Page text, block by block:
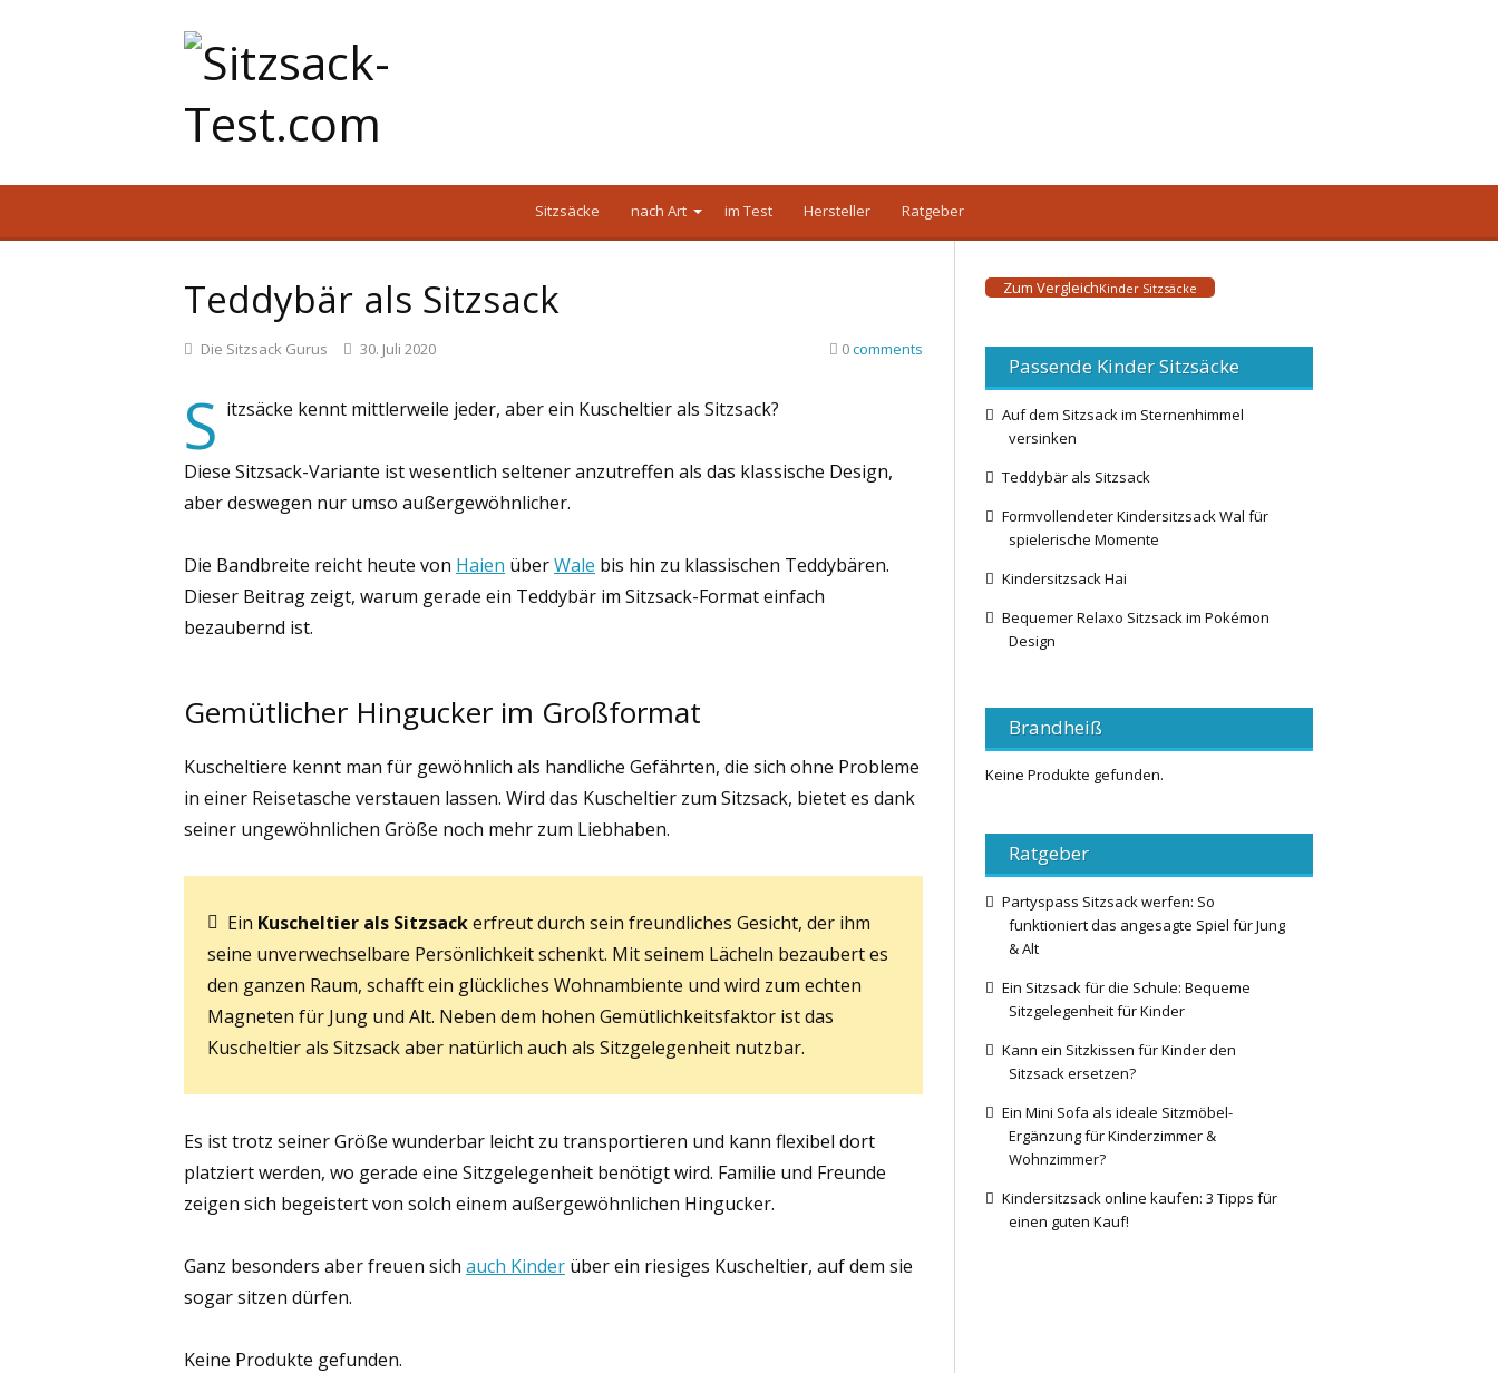
Sitzsäcke nach Art im Test Hersteller Ratgeber
Teddybär als Sitzsack
Die Sitzsack Gurus 30. Juli 2020 0comments
S itzsäcke kennt mittlerweile jeder, aber ein Kuscheltier als Sitzsack?
Diese Sitzsack-Variante ist wesentlich seltener anzutreffen als das klassische Design,
aber deswegen nur umso außergewöhnlicher.
Die Bandbreite reicht heute von Haien überWale bis hin zu klassischen Teddybären.
Dieser Beitrag zeigt, warum gerade ein Teddybär im Sitzsack-Format einfach
bezaubernd ist.
Gemütlicher Hingucker im Großformat
Kuscheltiere kennt man für gewöhnlich als handliche Gefährten, die sich ohne Probleme
in einer Reisetasche verstauen lassen. Wird das Kuscheltier zum Sitzsack, bietet es dank
seiner ungewöhnlichen Größe noch mehr zum Liebhaben.
Ein Kuscheltier als Sitzsackerfreut durch sein freundliches Gesicht, der ihm
seine unverwechselbare Persönlichkeit schenkt. Mit seinem Lächeln bezaubert es
den ganzen Raum, schafft ein glückliches Wohnambiente und wird zum echten
Magneten für Jung und Alt. Neben dem hohen Gemütlichkeitsfaktor ist das
Kuscheltier als Sitzsack aber natürlich auch als Sitzgelegenheit nutzbar.
Es ist trotz seiner Größe wunderbar leicht zu transportieren und kann flexibel dort
platziert werden, wo gerade eine Sitzgelegenheit benötigt wird. Familie und Freunde
zeigen sich begeistert von solch einem außergewöhnlichen Hingucker.
Ganz besonders aber freuen sich auch Kinder über ein riesiges Kuscheltier, auf dem sie
sogar sitzen dürfen.
Keine Produkte gefunden.
Zum VergleichKinder Sitzsäcke
Passende Kinder Sitzsäcke
Auf dem Sitzsack im Sternenhimmel
versinken
Teddybär als Sitzsack
Formvollendeter Kindersitzsack Wal für
spielerische Momente
Kindersitzsack Hai
Bequemer Relaxo Sitzsack im Pokémon
Design
Brandheiß
Keine Produkte gefunden.
Ratgeber
Partyspass Sitzsack werfen: So
funktioniert das angesagte Spiel für Jung
& Alt
Ein Sitzsack für die Schule: Bequeme
Sitzgelegenheit für Kinder
Kann ein Sitzkissen für Kinder den
Sitzsack ersetzen?
Ein Mini Sofa als ideale Sitzmöbel-
Ergänzung für Kinderzimmer &
Wohnzimmer?
Kindersitzsack online kaufen: 3 Tipps für
einen guten Kauf!